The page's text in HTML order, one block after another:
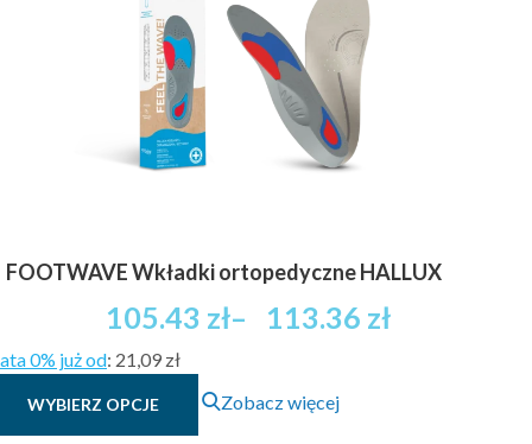
wybrać
stronie
produktu
FOOTWAVE Wkładki ortopedyczne HALLUX
105.43 zł– 113.36 zł
Zakres
105.43 zł
0% już od: 21,09 zł
WYBIERZ OPCJE
Ten
produkt
Zobacz więcej